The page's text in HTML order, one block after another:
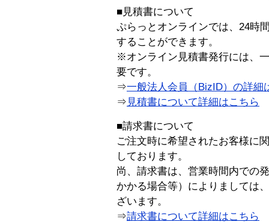
■見積書について
ぷらっとオンラインでは、24時
することができます。
※オンライン見積書発行には、
要です。
⇒一般法人会員（BizID）の詳細
⇒ 見積書について詳細はこちら
■請求書について
ご注文時に希望されたお客様に
しております。
尚、請求書は、営業時間内での
かかる場合等）によりましては
ざいます。
⇒請求書について詳細はこちら